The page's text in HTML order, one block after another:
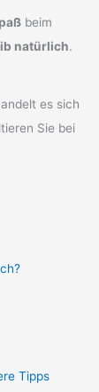
beim
natürlich.
es sich
Sie bei
Tipps